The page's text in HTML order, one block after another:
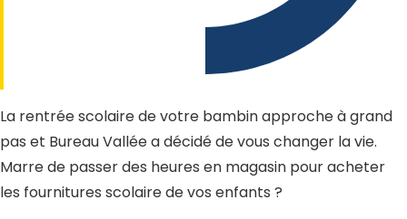
La rentrée scolaire de votre bambin approche à grand
pas et Bureau Vallée a décidé de vous changer la vie.
Marre de passer des heures en magasin pour acheter
les fournitures scolaire de vos enfants ?